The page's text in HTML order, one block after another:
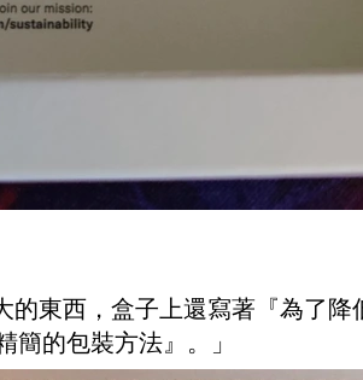
東西，盒子上還寫著『為了降
簡的包裝方法』。」